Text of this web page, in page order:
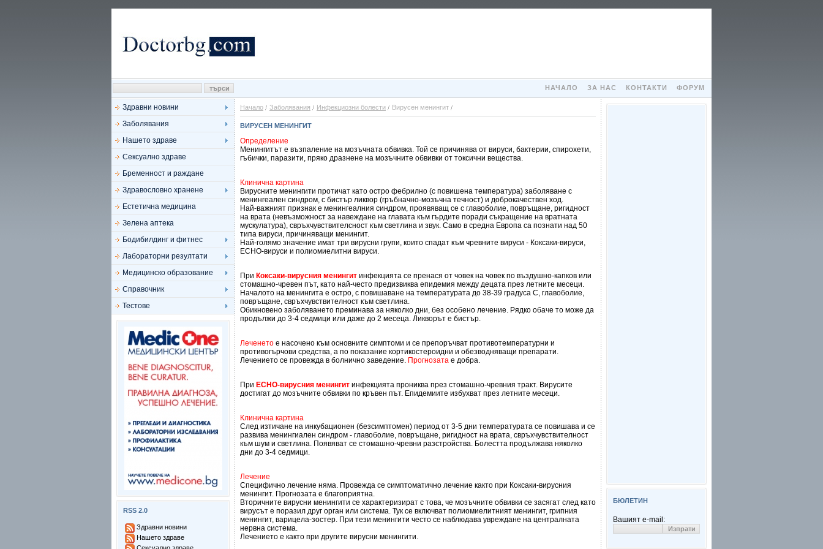
НАЧАЛО ЗА НАС КОНТАКТИ ФОРУМ
Здравни новини
Заболявания
Нашето здраве
Сексуално здраве
Бременност и раждане
Здравословно хранене
Естетична медицина
Зелена аптека
Бодибилдинг и фитнес
Лабораторни резултати
Медицинско образование
Справочник
Тестове
RSS 2.0
Здравни новини
Нашето здраве
Начало Заболявания Инфекциозни болести Вирусен менингит
ВИРУСЕН МЕНИНГИТ
Определение
Менингитът е възпаление на мозъчната обвивка. Той се причинява от вируси, бактерии, спирохети,
гъбички, паразити, пряко дразнене на мозъчните обвивки от токсични вещества.
Клинична картина
Вирусните менингити протичат като остро фебрилно (с повишена температура) заболяване с
менингеален синдром, с бистър ликвор (гръбначно-мозъчна течност) и доброкачествен ход.
Най-важният признак е менингеалния синдром, проявяващ се с главоболие, повръщане, ригидност
на врата (невъзможност за навеждане на главата към гърдите поради съкращение на вратната
мускулатура), свръхчувствителсност към светлина и звук. Само в средна Европа са познати над 50
типа вируси, причиняващи менингит.
Най-голямо значение имат три вирусни групи, които спадат към чревните вируси - Коксаки-вируси,
ЕСНО-вируси и полиомиелитни вируси.
При Коксаки-вирусния менингит инфекцията се пренася от човек на човек по въздушно-капков или
стомашно-чревен път, като най-често предизвиква епидемия между децата през летните месеци.
Началото на менингита е остро, с повишаване на температурата до 38-39 градуса С, главоболие,
повръщане, свръхчувствителност към светлина.
Обикновено заболяването преминава за няколко дни, без особено лечение. Рядко обаче то може да
продължи до 3-4 седмици или даже до 2 месеца. Ликворът е бистър.
Леченето е насочено към основните симптоми и се препоръчват противотемпературни и
противогърчови средства, а по показание кортикостероидни и обезводняващи препарати.
Лечението се провежда в болнично заведение. Прогнозата е добра.
При ЕСНО-вирусния менингит инфекцията прониква през стомашно-чревния тракт. Вирусите
достигат до мозъчните обвивки по кръвен път. Епидемиите избухват през летните месеци.
Клинична картина
След изтичане на инкубационен (безсимптомен) период от 3-5 дни температурата се повишава и се
развива менингиален синдром - главоболие, повръщане, ригидност на врата, свръхчувствителност
към шум и светлина. Появяват се стомашно-чревни разстройства. Болестта продължава няколко
дни до 3-4 седмици.
Лечение
Специфично лечение няма. Провежда се симптоматично лечение както при Коксаки-вирусния
менингит. Прогнозата е благоприятна.
Вторичните вирусни менингити се характеризират с това, че мозъчните обвивки се засягат след като
вирусът е поразил друг орган или система. Тук се включват полиомиелитният менингит, грипния
менингит, варицела-зостер. При тези менингити често се наблюдава увреждане на централната
нервна система.
Лечението е както при другите вирусни менингити.
БЮЛЕТИН
Вашият e-mail: